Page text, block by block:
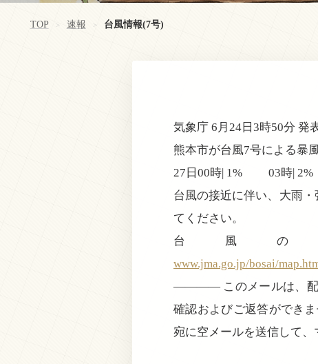
TOP > 速報 > 台風情報(7号)
気象庁 6月24日3時50分 発
熊本市が台風7号による暴
27日00時| 1% 03時|
台風の接近に伴い、大雨
てください。
台風
www.jma.go.jp/bosai/
———— このメールは、配
確認およびご返答ができ
宛に空メールを送信して、